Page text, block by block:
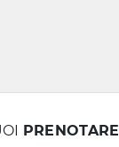
PRENOTARE